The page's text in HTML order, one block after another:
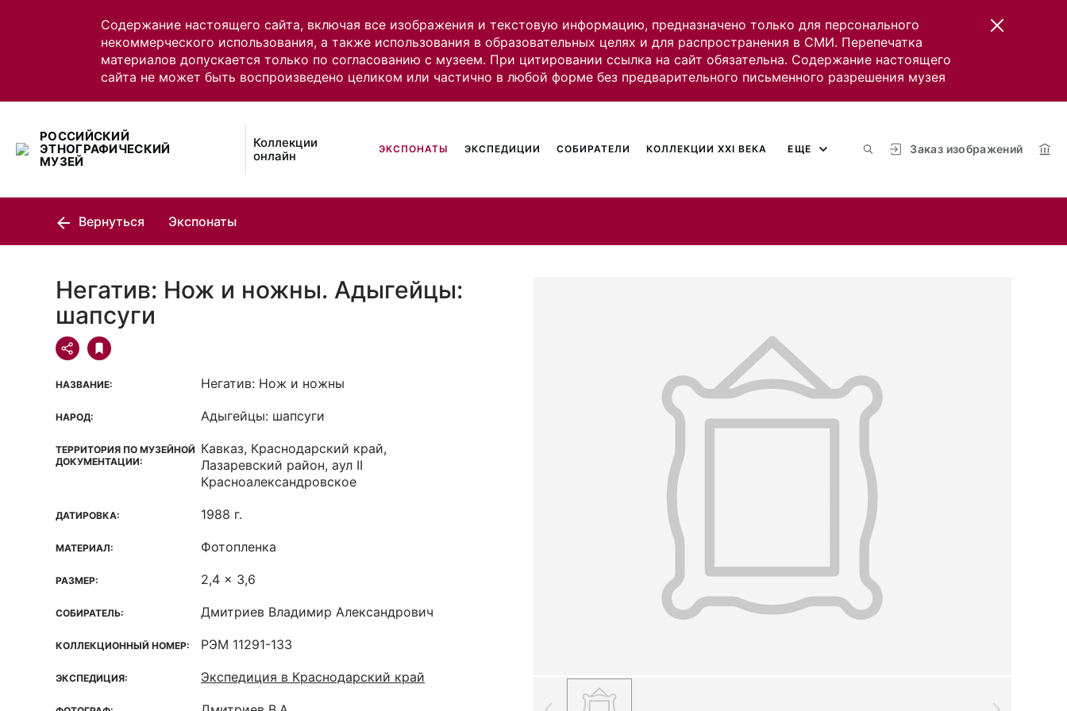
Содержание настоящего сайта, включая все изображения и текстовую информацию, предназначено только для персонального
некоммерческого использования, а также использования в образовательных целях и для распространения в СМИ. Перепечатка
материалов допускается только по согласованию с музеем. При цитировании ссылка на сайт обязательна. Содержание настоящего
сайта не может быть воспроизведено целиком или частично в любой форме без предварительного письменного разрешения музея
РОССИЙСКИЙ
ЭТНОГРАФИЧЕСКИЙ
МУЗЕЙ
Коллекции
онлайн
Заказ изображений
ЭКСПОНАТЫ ЭКСПЕДИЦИИ СОБИРАТЕЛИ КОЛЛЕКЦИИ XXI ВЕКА ЕЩЕ
Вернуться Экспонаты
Негатив: Нож и ножны. Адыгейцы:
шапсуги
НАЗВАНИЕ: Негатив: Нож и ножны
НАРОД: Адыгейцы: шапсуги
ТЕРРИТОРИЯ ПО МУЗЕЙНОЙ
ДОКУМЕНТАЦИИ:
Кавказ, Краснодарский край,
Лазаревский район, аул II
Красноалександровское
ДАТИРОВКА: 1988 г.
МАТЕРИАЛ: Фотопленка
РАЗМЕР: 2,4 x 3,6
СОБИРАТЕЛЬ: Дмитриев Владимир Александрович
КОЛЛЕКЦИОННЫЙ НОМЕР: РЭМ 11291-133
ЭКСПЕДИЦИЯ: Экспедиция в Краснодарский край